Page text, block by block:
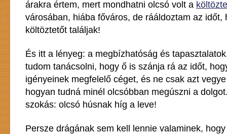
árakra értem, mert mondhatni olcsó volt a
városában, hiába főváros, de rááldoztam az időt,
költöztetőt találjak!
És itt a lényeg: a megbízhatóság és
tudom tanácsolni, hogy ő is szánja rá az időt,
igényeinek megfelelő céget, és ne csak azt
hogyan tudná minél olcsóbban megúszni a
szokás: olcsó húsnak híg a leve!
Persze drágának sem kell lennie valaminek,